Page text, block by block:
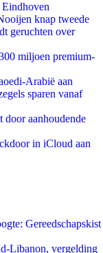
knap tweede
geruchten over
miljoen premium-
Arabië aan
sparen vanaf
door aanhoudende
in iCloud aan
Gereedschapskist
Libanon, vergelding